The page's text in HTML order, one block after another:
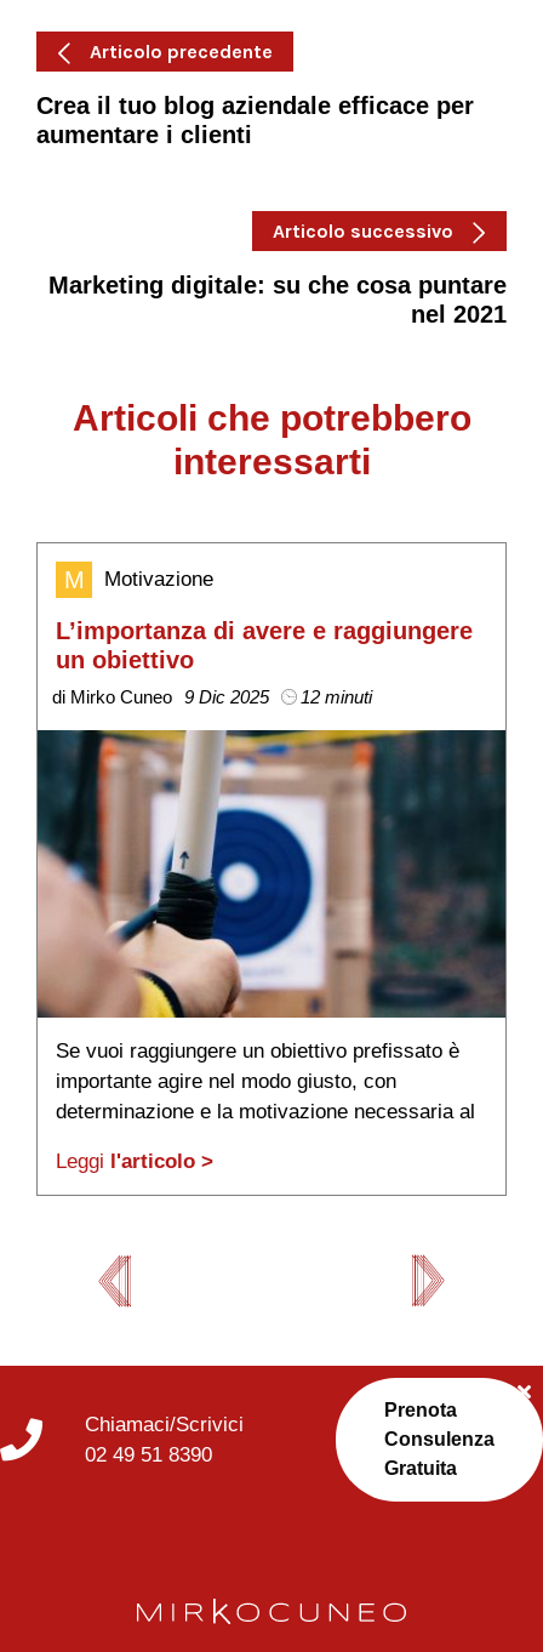
Articolo precedente
Crea il tuo blog aziendale efficace per
aumentare i clienti
Articolo successivo
Marketing digitale: su che cosa puntare
nel 2021
Articoli che potrebbero
interessarti
M Motivazione
L’importanza di avere e raggiungere
un obiettivo
di Mirko Cuneo 9 Dic 2025 12 minuti
Se vuoi raggiungere un obiettivo prefissato è
importante agire nel modo giusto, con
determinazione e la motivazione necessaria al
Leggi
l'articolo >
Chiamaci/Scrivici
02 49 51 8390
Prenota
Consulenza
Gratuita